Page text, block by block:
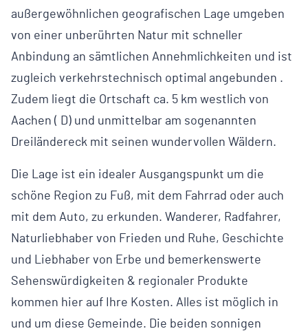
außergewöhnlichen geografischen Lage umgeben
von einer unberührten Natur mit schneller
Anbindung an sämtlichen Annehmlichkeiten und ist
zugleich verkehrstechnisch optimal angebunden .
Zudem liegt die Ortschaft ca. 5 km westlich von
Aachen ( D) und unmittelbar am sogenannten
Dreiländereck mit seinen wundervollen Wäldern.
Die Lage ist ein idealer Ausgangspunkt um die
schöne Region zu Fuß, mit dem Fahrrad oder auch
mit dem Auto, zu erkunden. Wanderer, Radfahrer,
Naturliebhaber von Frieden und Ruhe, Geschichte
und Liebhaber von Erbe und bemerkenswerte
Sehenswürdigkeiten & regionaler Produkte
kommen hier auf Ihre Kosten. Alles ist möglich in
und um diese Gemeinde. Die beiden sonnigen